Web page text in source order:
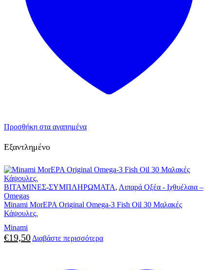
Προσθήκη στα αγαπημένα
Εξαντλημένο
ΒΙΤΑΜΙΝΕΣ-ΣΥΜΠΛΗΡΩΜΑΤΑ, Λιπαρά Οξέα - Ιχθυέλαια –
Omegas
Minami MorEPA Original Omega-3 Fish Oil 30 Μαλακές
Κάψουλες.
Minami
€19,50 Διαβάστε περισσότερα